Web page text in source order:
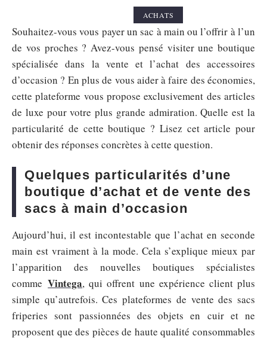
ACHATS
Souhaitez-vous vous payer un sac à main ou l’offrir à l’un
de vos proches ? Avez-vous pensé visiter une boutique
spécialisée dans la vente et l’achat des accessoires
d’occasion ? En plus de vous aider à faire des économies,
cette plateforme vous propose exclusivement des articles
de luxe pour votre plus grande admiration. Quelle est la
particularité de cette boutique ? Lisez cet article pour
obtenir des réponses concrètes à cette question.
Quelques particularités d’une
boutique d’achat et de vente des
sacs à main d’occasion
Aujourd’hui, il est incontestable que l’achat en seconde
main est vraiment à la mode. Cela s’explique mieux par
l’apparition des nouvelles boutiques spécialistes
commeVintega, qui offrent une expérience client plus
simple qu’autrefois. Ces plateformes de vente des sacs
friperies sont passionnées des objets en cuir et ne
proposent que des pièces de haute qualité consommables